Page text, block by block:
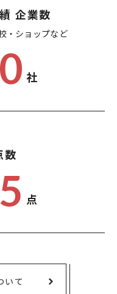
企業数
・ショップなど
社
数
点
いて